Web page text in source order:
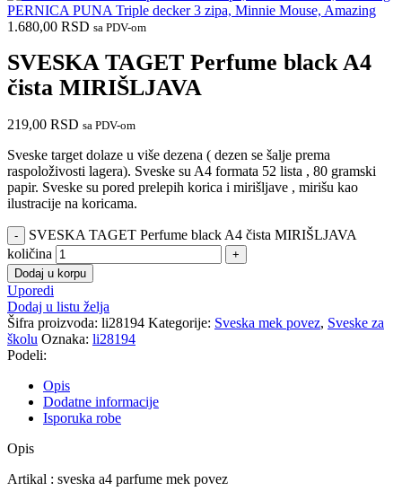
PERNICA PUNA Triple decker 3 zipa, Minnie Mouse, Amazing
1.680,00 RSD sa PDV-om
SVESKA TAGET Perfume black A4
čista MIRIŠLJAVA
219,00 RSD sa PDV-om
Sveske target dolaze u više dezena ( dezen se šalje prema
raspoloživosti lagera). Sveske su A4 formata 52 lista , 80 gramski
papir. Sveske su pored prelepih korica i mirišljave , mirišu kao
ilustracije na koricama.
SVESKA TAGET Perfume black A4 čista MIRIŠLJAVA
količina
Dodaj u korpu
Uporedi
Dodaj u listu želja
Šifra proizvoda: li28194 Kategorije: Sveska mek povez, Sveske za
školu Oznaka: li28194
Podeli:
Opis
Dodatne informacije
Isporuka robe
Opis
Artikal : sveska a4 parfume mek povez